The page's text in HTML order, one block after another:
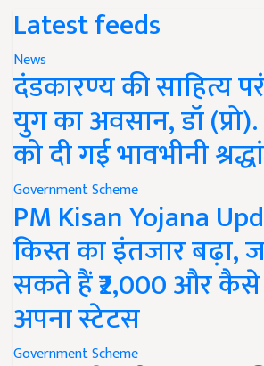
Latest feeds
News
दंडकारण्य की साहित्य
युग का अवसान, डॉ
को दी गई भावभीनी
Government Scheme
PM Kisan Yojana
किस्त का इंतजार बढ़ा,
सकते हैं ₹2,000 और
अपना स्टेटस
Government Scheme